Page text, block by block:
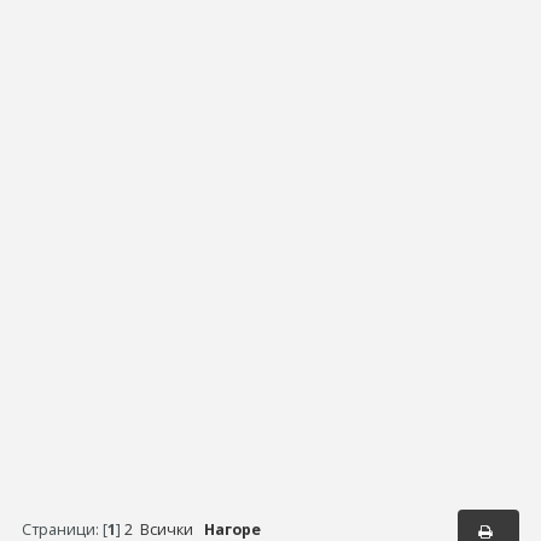
Страници: [1] 2 Всички
Нагоре